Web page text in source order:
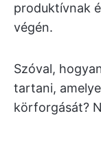
produktívnak
végén.
Szóval,
tartani,
körforgását?